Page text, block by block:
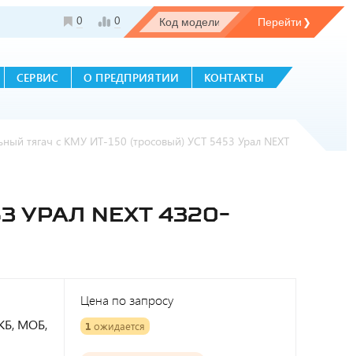
0 0
СЕРВИС О ПРЕДПРИЯТИИ КОНТАКТЫ
тягач с КМУ ИТ-150 (тросовый) УСТ 5453 Урал NEXT
УРАЛ NEXT 4320-
МОБ,
Цена по запросу
1 ожидается